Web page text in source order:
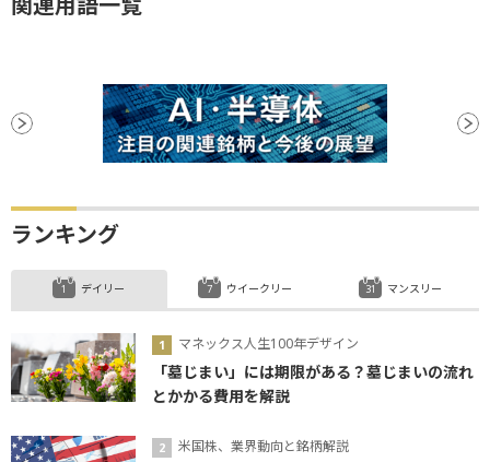
ランキング
デイリー
マネックス人生100年デザイン
「墓じまい」には期限がある？墓じまいの流れ
とかかる費用を解説
米国株、業界動向と銘柄解説
ウイークリー マンスリー